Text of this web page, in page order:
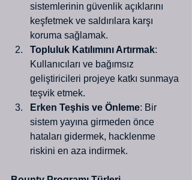
sistemlerinin güvenlik açıklarını
keşfetmek ve saldırılara karşı
koruma sağlamak.
Topluluk Katılımını Artırmak:
Kullanıcıları ve bağımsız
geliştiricileri projeye katkı sunmaya
teşvik etmek.
Erken Teşhis ve Önleme: Bir
sistem yayına girmeden önce
hataları gidermek, hacklenme
riskini en aza indirmek.